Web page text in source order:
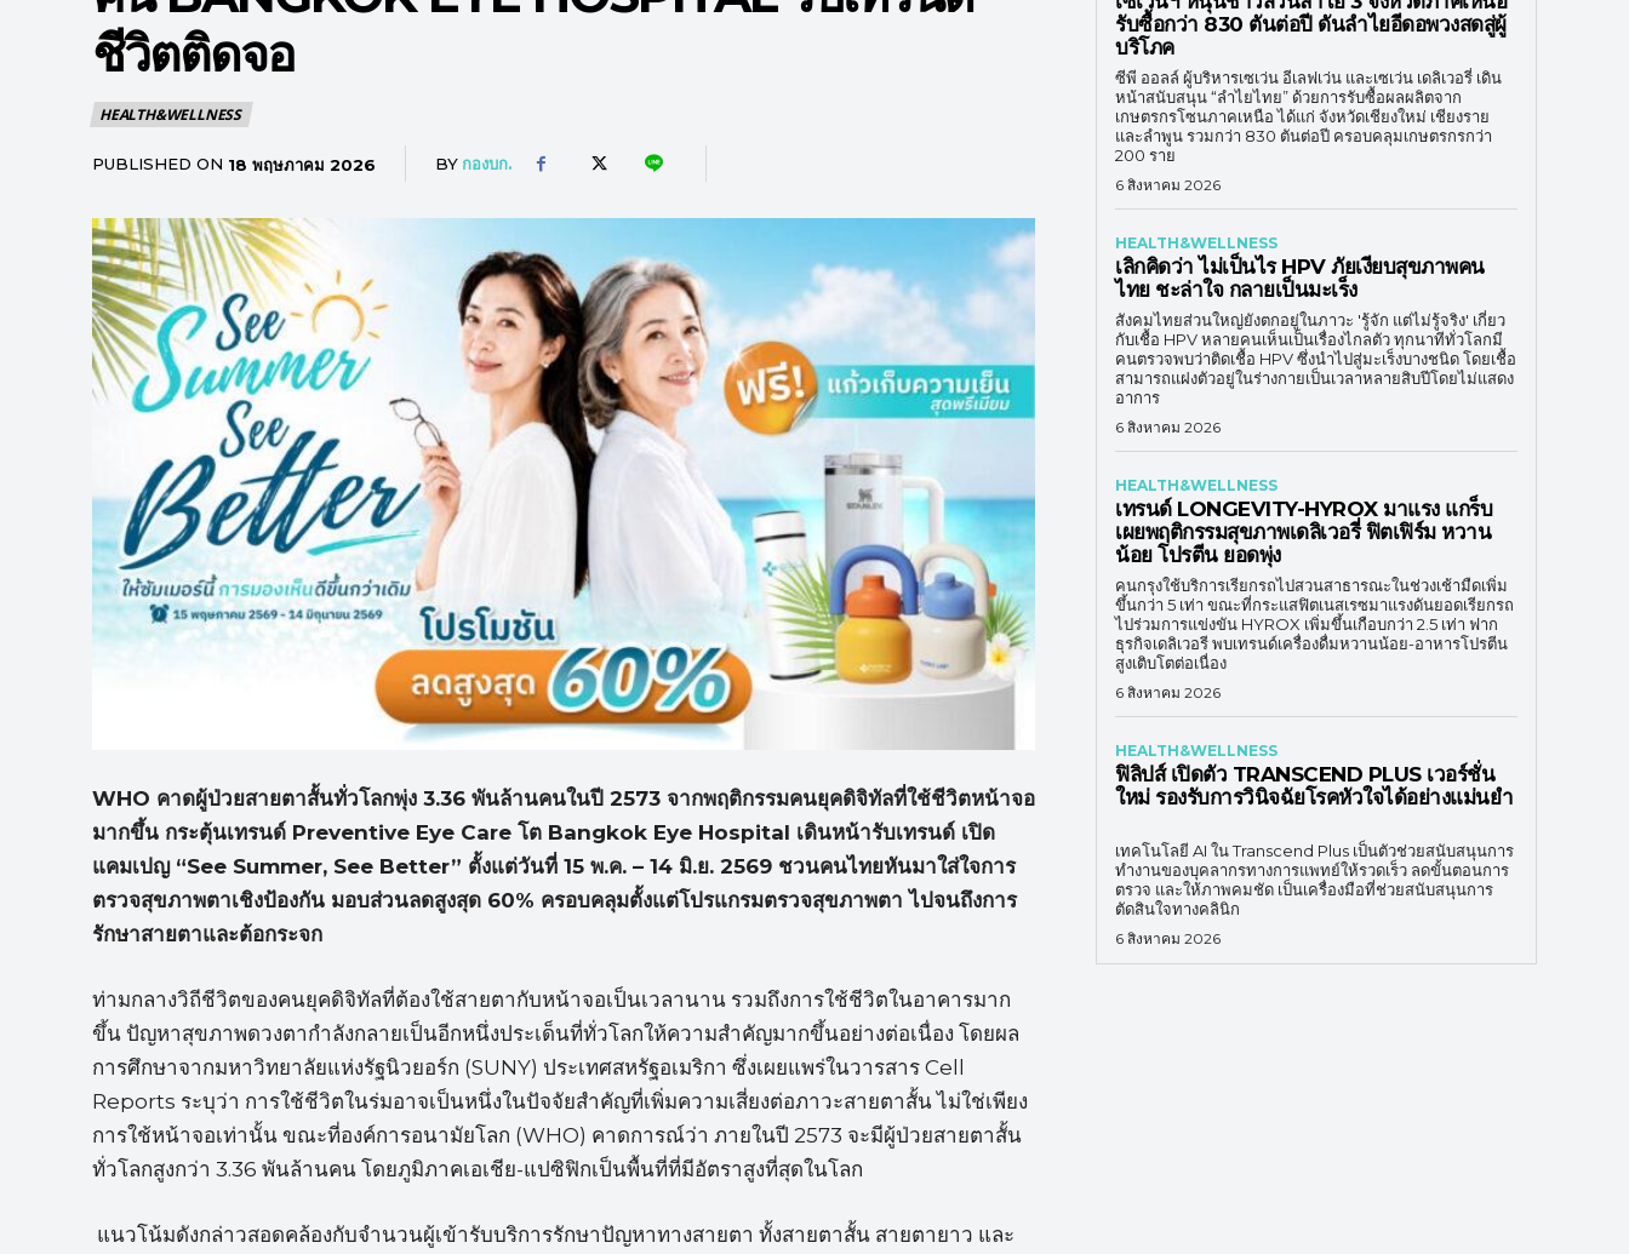
ชีวิตติดจอ
HEALTH&WELLNESS
PUBLISHED ON 18 พฤษภาคม 2026 BY กองบก.
WHO คาดผู้ป่วยสายตาสั้นทั่วโลกพุ่ง 3.36 พันล้านคนในปี 2573 จากพฤติกรรมคนยุคดิจิทัลที่ใช้ชีวิตหน้าจอ
มากขึ้น กระตุ้นเทรนด์ Preventive Eye Care โต Bangkok Eye Hospital เดินหน้ารับเทรนด์ เปิด
แคมเปญ “See Summer, See Better” ตั้งแต่วันที่ 15 พ.ค. – 14 มิ.ย. 2569 ชวนคนไทยหันมาใส่ใจการ
ตรวจสุขภาพตาเชิงป้องกัน มอบส่วนลดสูงสุด 60% ครอบคลุมตั้งแต่โปรแกรมตรวจสุขภาพตา ไปจนถึงการ
รักษาสายตาและต้อกระจก
ท่ามกลางวิถีชีวิตของคนยุคดิจิทัลที่ต้องใช้สายตากับหน้าจอเป็นเวลานาน รวมถึงการใช้ชีวิตในอาคารมาก
ขึ้น ปัญหาสุขภาพดวงตากำลังกลายเป็นอีกหนึ่งประเด็นที่ทั่วโลกให้ความสำคัญมากขึ้นอย่างต่อเนื่อง โดยผล
การศึกษาจากมหาวิทยาลัยแห่งรัฐนิวยอร์ก (SUNY) ประเทศสหรัฐอเมริกา ซึ่งเผยแพร่ในวารสาร Cell
Reports ระบุว่า การใช้ชีวิตในร่มอาจเป็นหนึ่งในปัจจัยสำคัญที่เพิ่มความเสี่ยงต่อภาวะสายตาสั้น ไม่ใช่เพียง
การใช้หน้าจอเท่านั้น ขณะที่องค์การอนามัยโลก (WHO) คาดการณ์ว่า ภายในปี 2573 จะมีผู้ป่วยสายตาสั้น
ทั่วโลกสูงกว่า 3.36 พันล้านคน โดยภูมิภาคเอเชีย-แปซิฟิกเป็นพื้นที่ที่มีอัตราสูงที่สุดในโลก
แนวโน้มดังกล่าวสอดคล้องกับจำนวนผู้เข้ารับบริการรักษาปัญหาทางสายตา ทั้งสายตาสั้น สายตายาว และ
รับซื้อกว่า 830 ตันต่อปี ดันลำไยอีดอพวงสดสู่ผู้
บริโภค
ซีพี ออลล์ ผู้บริหารเซเว่น อีเลฟเว่น และเซเว่น เดลิเวอรี่ เดิน
หน้าสนับสนุน “ลำไยไทย” ด้วยการรับซื้อผลผลิตจาก
เกษตรกรโซนภาคเหนือ ได้แก่ จังหวัดเชียงใหม่ เชียงราย
และลำพูน รวมกว่า 830 ตันต่อปี ครอบคลุมเกษตรกรกว่า
200 ราย
6 สิงหาคม 2026
HEALTH&WELLNESS
เลิกคิดว่า ไม่เป็นไร HPV ภัยเงียบสุขภาพคน
ไทย ชะล่าใจ กลายเป็นมะเร็ง
สังคมไทยส่วนใหญ่ยังตกอยู่ในภาวะ 'รู้จัก แต่ไม่รู้จริง' เกี่ยว
กับเชื้อ HPV หลายคนเห็นเป็นเรื่องไกลตัว ทุกนาทีทั่วโลกมี
คนตรวจพบว่าติดเชื้อ HPV ซึ่งนำไปสู่มะเร็งบางชนิด โดยเชื้อ
สามารถแฝงตัวอยู่ในร่างกายเป็นเวลาหลายสิบปีโดยไม่แสดง
อาการ
6 สิงหาคม 2026
HEALTH&WELLNESS
เทรนด์ LONGEVITY-HYROX มาแรง แกร็บ
เผยพฤติกรรมสุขภาพเดลิเวอรี่ ฟิตเฟิร์ม หวาน
น้อย โปรตีน ยอดพุ่ง
คนกรุงใช้บริการเรียกรถไปสวนสาธารณะในช่วงเช้ามืดเพิ่ม
ขึ้นกว่า 5 เท่า ขณะที่กระแสฟิตเนสเรซมาแรงดันยอดเรียกรถ
ไปร่วมการแข่งขัน HYROX เพิ่มขึ้นเกือบกว่า 2.5 เท่า ฟาก
ธุรกิจเดลิเวอรี พบเทรนด์เครื่องดื่มหวานน้อย-อาหารโปรตีน
สูงเติบโตต่อเนื่อง
6 สิงหาคม 2026
HEALTH&WELLNESS
ฟิลิปส์ เปิดตัว TRANSCEND PLUS เวอร์ชั่น
ใหม่ รองรับการวินิจฉัยโรคหัวใจได้อย่างแม่นยำ
เทคโนโลยี AI ใน Transcend Plus เป็นตัวช่วยสนับสนุนการ
ทำงานของบุคลากรทางการแพทย์ให้รวดเร็ว ลดขั้นตอนการ
ตรวจ และให้ภาพคมชัด เป็นเครื่องมือที่ช่วยสนับสนุนการ
ตัดสินใจทางคลินิก
6 สิงหาคม 2026